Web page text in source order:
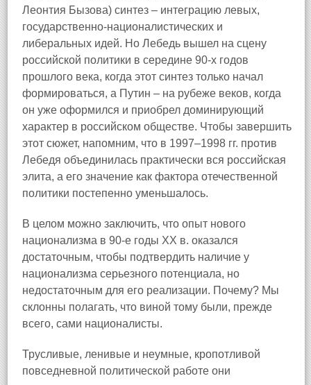
Леонтия Бызова) синтез – интеграцию левых,
государственно-националистических и
либеральных идей. Но Лебедь вышел на сцену
российской политики в середине 90-х годов
прошлого века, когда этот синтез только начал
формироваться, а Путин – на рубеже веков, когда
он уже оформился и приобрел доминирующий
характер в российском обществе. Чтобы завершить
этот сюжет, напомним, что в 1997–1998 гг. против
Лебедя объединилась практически вся российская
элита, а его значение как фактора отечественной
политики постепенно уменьшалось.
В целом можно заключить, что опыт нового
национализма в 90-е годы XX в. оказался
достаточным, чтобы подтвердить наличие у
национализма серьезного потенциала, но
недостаточным для его реализации. Почему? Мы
склонны полагать, что виной тому были, прежде
всего, сами националисты.
Трусливые, ленивые и неумные, кропотливой
повседневной политической работе они